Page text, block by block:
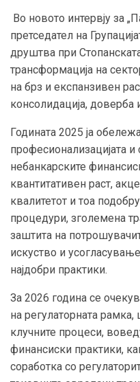
Во новото интервју за
претседател на
друштва при
трансформација на
на брз и експанзивен
консолидација, доверба
Годината 2025 ја
професионализацијата
небанкарските
квантитативен раст,
квалитетот и тоа
процедури, зголемена
заштита на
искуство и
најдобри практики.
За 2026 година се
на регулаторната рамка,
клучните процеси,
финансиски практики,
соработка со